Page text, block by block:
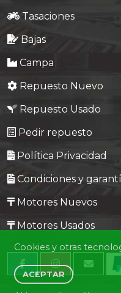
Tasaciones
Bajas
Campa
Repuesto Nuevo
Repuesto Usado
Pedir repuesto
Política Privacidad
Condiciones y
Motores Nuevos
Motores Usados
Cookies y otras
ACEPTAR